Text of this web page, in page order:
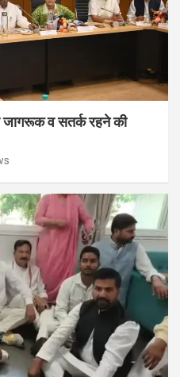
व सतर्क रहने की